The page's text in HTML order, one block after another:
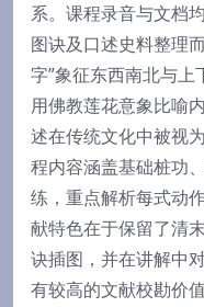
系。课程录音与文档
图诀及口述史料整理
字”象征东西南北与上
用佛教莲花意象比喻
述在传统文化中被视
程内容涵盖基础桩功
练，重点解析每式动
献特色在于保留了清
诀插图，并在讲解中
有较高的文献校勘价